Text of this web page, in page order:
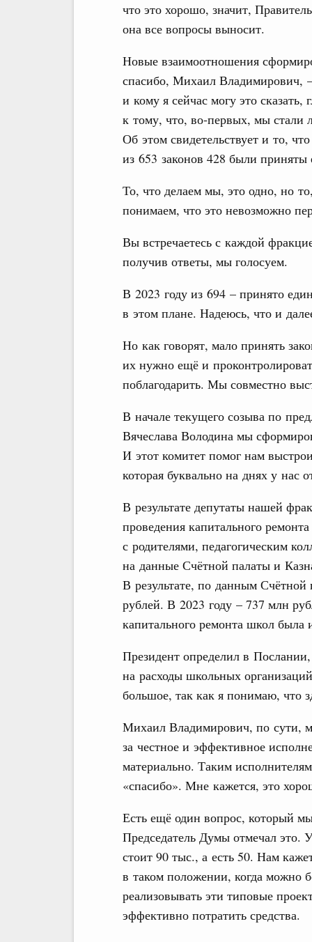
что это хорошо, значит,
она все вопросы выносит.
Новые взаимоотношения
спасибо, Михаил Владимирович,
и кому я сейчас могу это
к тому, что, во‑первых, мы стали
Об этом свидетельствует и то,
из 653 законов 428 были приняты
То, что делаем мы, это одно, но
понимаем, что это невозможно
Вы встречаетесь с каждой
получив ответы, мы голосуем.
В 2023 году из 694 – принято
в этом плане. Надеюсь, что и
Но как говорят, мало принять
их нужно ещё и
поблагодарить. Мы совместно
В начале текущего созыва по
Вячеслава Володина мы
И этот комитет помог нам
которая буквально на днях у нас
В результате депутаты нашей
проведения капитального
с родителями, педагогическим
на данные Счётной палаты и
В результате, по данным
рублей. В 2023 году – 737 млн
капитального ремонта школ
Президент определил в
на расходы школьных
большое, так как я понимаю, что
Михаил Владимирович, по сути,
за честное и эффективное
материально. Таким
«спасибо». Мне кажется, это
Есть ещё один вопрос, который
Председатель Думы отмечал это.
стоит 90 тыс., а есть 50. Нам
в таком положении, когда можно
реализовывать эти типовые
эффективно потратить средства.